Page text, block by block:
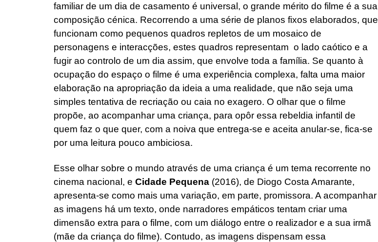
familiar de um dia de casamento é universal, o grande mérito do filme é a sua
composição cénica. Recorrendo a uma série de planos fixos elaborados, que
funcionam como pequenos quadros repletos de um mosaico de
personagens e interacções, estes quadros representam o lado caótico e a
fugir ao controlo de um dia assim, que envolve toda a família. Se quanto à
ocupação do espaço o filme é uma experiência complexa, falta uma maior
elaboração na apropriação da ideia a uma realidade, que não seja uma
simples tentativa de recriação ou caia no exagero. O olhar que o filme
propõe, ao acompanhar uma criança, para opôr essa rebeldia infantil de
quem faz o que quer, com a noiva que entrega-se e aceita anular-se, fica-se
por uma leitura pouco ambiciosa.
Esse olhar sobre o mundo através de uma criança é um tema recorrente no
cinema nacional, e Cidade Pequena (2016), de Diogo Costa Amarante,
apresenta-se como mais uma variação, em parte, promissora. A acompanhar
as imagens há um texto, onde narradores empáticos tentam criar uma
dimensão extra para o filme, com um diálogo entre o realizador e a sua irmã
(mãe da criança do filme). Contudo, as imagens dispensam essa